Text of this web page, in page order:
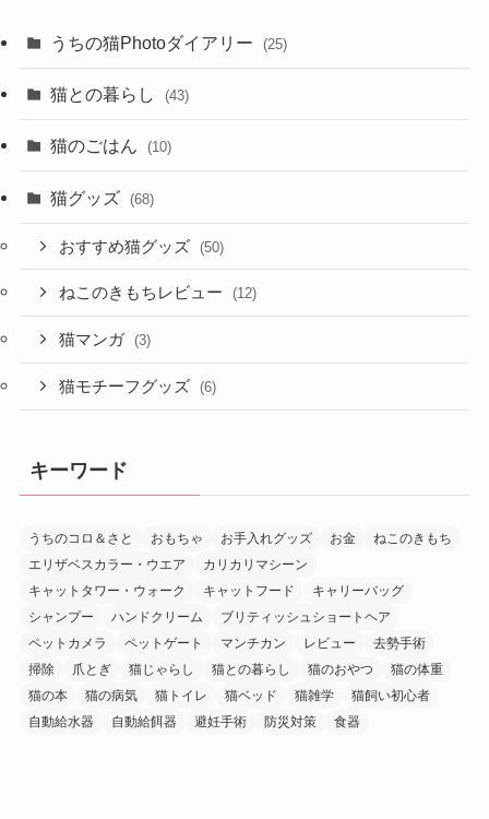
うちの猫Photoダイアリー (25)
猫との暮らし (43)
猫のごはん (10)
猫グッズ (68)
おすすめ猫グッズ (50)
ねこのきもちレビュー (12)
猫マンガ (3)
猫モチーフグッズ (6)
キーワード
うちのコロ＆さと おもちゃ お手入れグッズ お金
ねこのきもち
エリザベスカラー・ウエア
カリカリマシーン
キャットタワー・ウォーク
キャットフード
キャリーバッグ
シャンプー
ハンドクリーム
ブリティッシュショートヘア
ペットカメラ
ペットゲート マンチカン レビュー
去勢手術
掃除
爪とぎ 猫じゃらし 猫との暮らし 猫のおやつ
猫の体重
猫の本
猫の病気 猫トイレ 猫ベッド 猫雑学
猫飼い初心者
自動給水器
自動給餌器 避妊手術 防災対策 食器